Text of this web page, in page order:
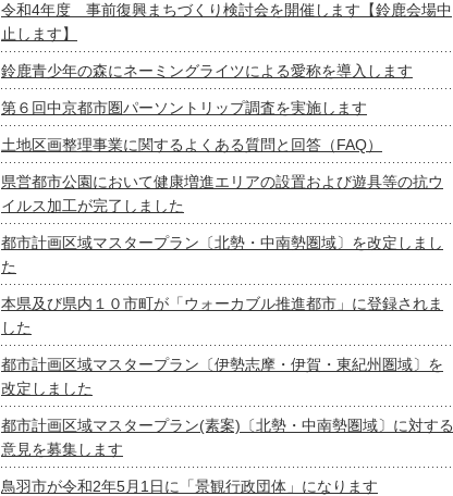
令和4年度 事前復興まちづくり検討会を開催します【鈴鹿会場中
止します】
鈴鹿青少年の森にネーミングライツによる愛称を導入します
第６回中京都市圏パーソントリップ調査を実施します
土地区画整理事業に関するよくある質問と回答（FAQ）
県営都市公園において健康増進エリアの設置および遊具等の抗ウ
イルス加工が完了しました
都市計画区域マスタープラン〔北勢・中南勢圏域〕を改定しまし
た
本県及び県内１０市町が「ウォーカブル推進都市」に登録されま
した
都市計画区域マスタープラン〔伊勢志摩・伊賀・東紀州圏域〕を
改定しました
都市計画区域マスタープラン(素案)〔北勢・中南勢圏域〕に対する
意見を募集します
鳥羽市が令和2年5月1日に「景観行政団体」になります